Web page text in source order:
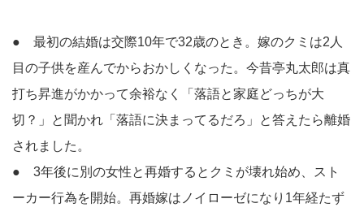
● 最初の結婚は交際10年で32歳のとき。嫁のクミは2人
目の子供を産んでからおかしくなった。今昔亭丸太郎は真
打ち昇進がかかって余裕なく「落語と家庭どっちが大
切？」と聞かれ「落語に決まってるだろ」と答えたら離婚
されました。
● 3年後に別の女性と再婚するとクミが壊れ始め、スト
ーカー行為を開始。再婚嫁はノイローゼになり1年経たず